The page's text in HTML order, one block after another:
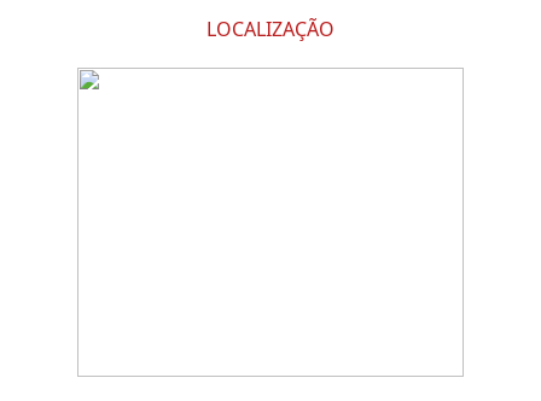
LOCALIZAÇÃO